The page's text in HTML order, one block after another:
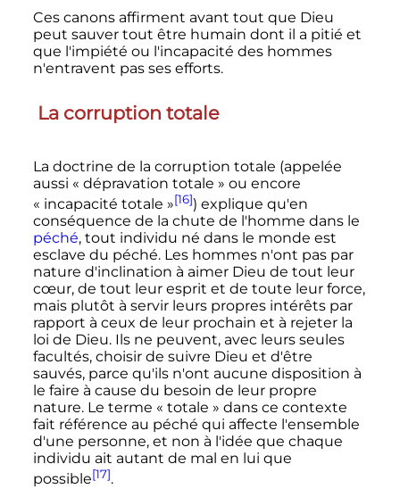
Ces canons affirment avant tout que Dieu
peut sauver tout être humain dont il a pitié et
que l'impiété ou l'incapacité des hommes
n'entravent pas ses efforts.
La corruption totale
La doctrine de la corruption totale (appelée
aussi « dépravation totale » ou encore
« incapacité totale »[16]) explique qu'en
conséquence de la chute de l'homme dans le
péché, tout individu né dans le monde est
esclave du péché. Les hommes n'ont pas par
nature d'inclination à aimer Dieu de tout leur
cœur, de tout leur esprit et de toute leur force,
mais plutôt à servir leurs propres intérêts par
rapport à ceux de leur prochain et à rejeter la
loi de Dieu. Ils ne peuvent, avec leurs seules
facultés, choisir de suivre Dieu et d'être
sauvés, parce qu'ils n'ont aucune disposition à
le faire à cause du besoin de leur propre
nature. Le terme « totale » dans ce contexte
fait référence au péché qui affecte l'ensemble
d'une personne, et non à l'idée que chaque
individu ait autant de mal en lui que
possible[17].